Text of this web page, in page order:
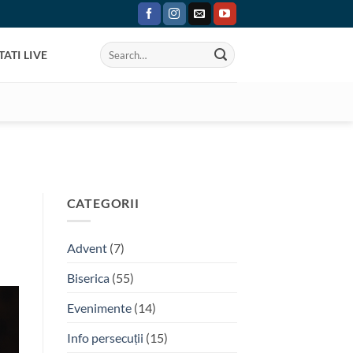
LIVE
CATEGORII
Advent(7)
Biserica(55)
Evenimente(14)
Info persecuții (15)